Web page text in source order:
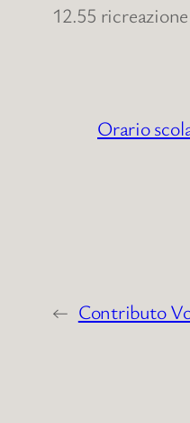
12.55
Orario
← Contributo